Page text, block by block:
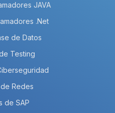
JAVA
.Net
de Datos
Testing
Redes
de SAP